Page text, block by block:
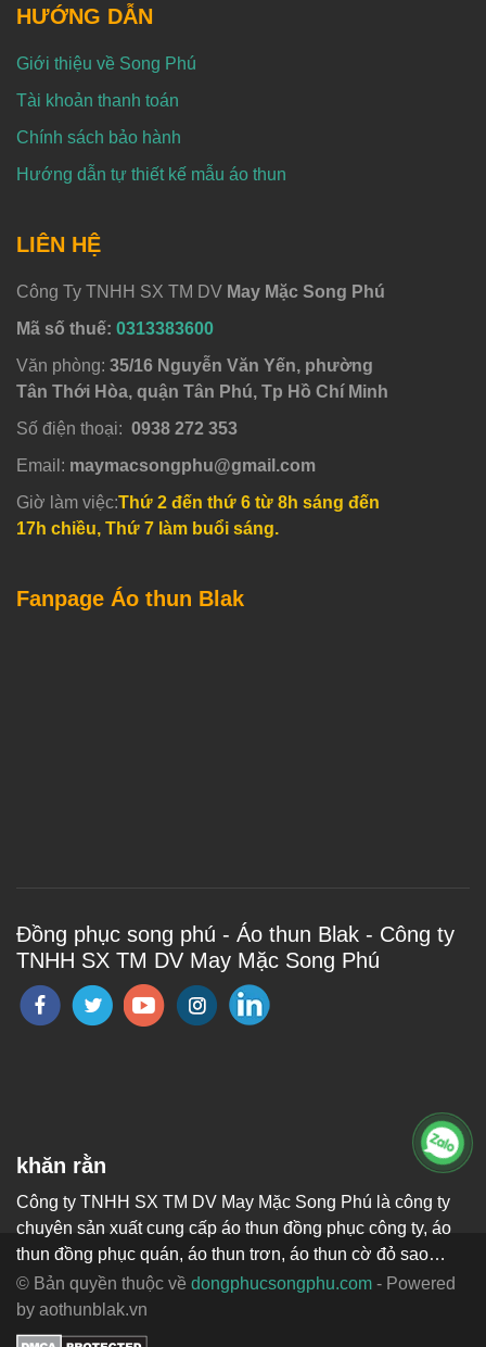
khăn rằn
Công ty TNHH SX TM DV May Mặc Song Phú là công ty
chuyên sản xuất cung cấp áo thun đồng phục công ty, áo
thun đồng phục quán, áo thun trơn, áo thun cờ đỏ sao
vàng, áo cờ việt nam, tạp dề đẹp, băng rôn cỗ vũ, áo lớp,
áo nhóm, áo thun quà tặng.
HƯỚNG DẪN
Giới thiệu về Song Phú
Tài khoản thanh toán
Chính sách bảo hành
Hướng dẫn tự thiết kế mẫu áo thun
LIÊN HỆ
Công Ty TNHH SX TM DV May Mặc Song Phú
Mã số thuế: 0313383600
Văn phòng: 35/16 Nguyễn Văn Yến, phường
Tân Thới Hòa, quận Tân Phú, Tp Hồ Chí Minh
Số điện thoại: 0938 272 353
Email: maymacsongphu@gmail.com
Giờ làm việc:Thứ 2 đến thứ 6 từ 8h sáng đến
17h chiều, Thứ 7 làm buổi sáng.
Fanpage Áo thun Blak
Đồng phục song phú - Áo thun Blak - Công ty
TNHH SX TM DV May Mặc Song Phú
© Bản quyền thuộc về dongphucsongphu.com - Powered
by aothunblak.vn